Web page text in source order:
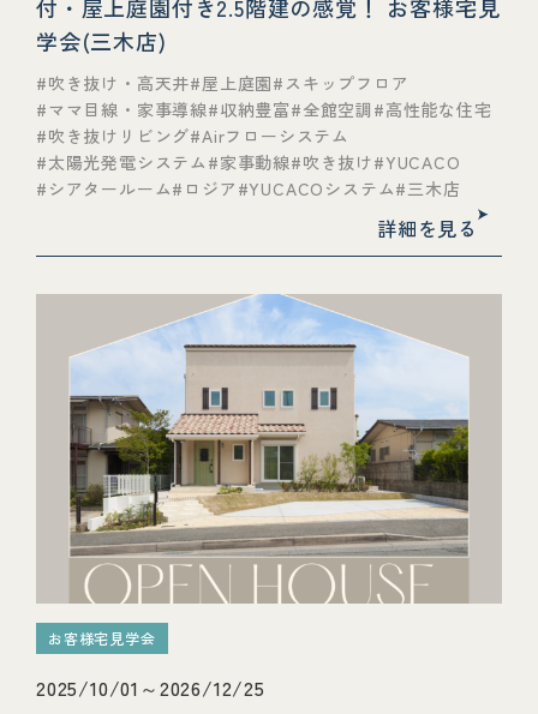
付・屋上庭園付き2.5階建の感覚！ お客様宅見
学会(三木店)
吹き抜け・高天井 屋上庭園
スキップフロア
ママ目線・家事導線 収納豊富 全館空調
高性能な住宅
吹き抜けリビング Airフローシステム
太陽光発電システム
家事動線 吹き抜け
YUCACO
シアタールーム
ロジア YUCACOシステム 三木店
詳細を見る
お客様宅見学会
2025/10/01～2026/12/25